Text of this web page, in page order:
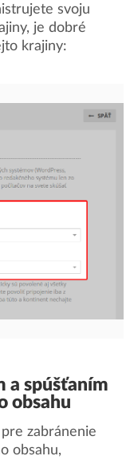
svoju
je dobré
krajiny:
a spúšťaním
obsahu
zabránenie
obsahu,